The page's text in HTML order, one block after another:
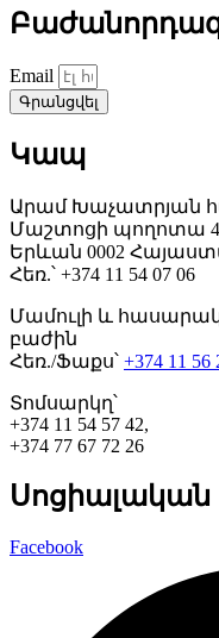
Email
Գրանցվել
Կապ
Արամ Խաչատրյան
Մաշտոցի պողոտա
Երևան 0002
Հեռ.՝ +374 11 54 07 06
Մամուլի և
բաժին
Հեռ./Ֆաքս՝ +374 11 56
Տոմսարկղ՝
+374 11 54 57 42,
+374 77 67 72 26
Սոցիալական
Facebook